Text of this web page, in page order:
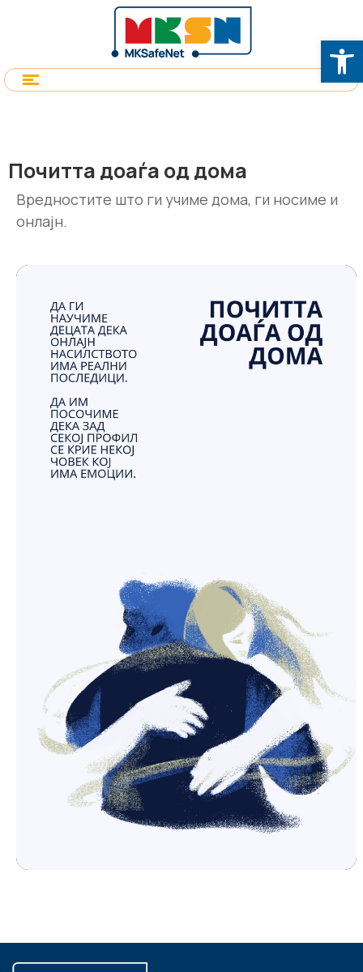
Почитта доаѓа од дома
Вредностите што ги учиме дома, ги носиме и
онлајн.